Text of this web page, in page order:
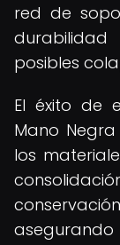
red de
posibles
El éxito de
Mano
los